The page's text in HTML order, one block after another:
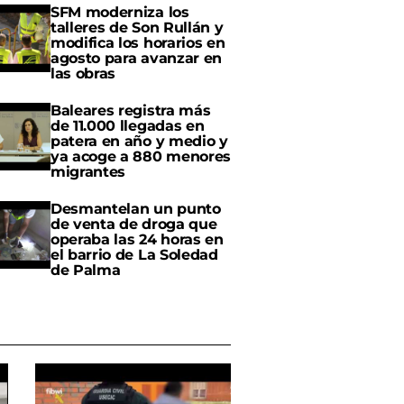
SFM moderniza los
talleres de Son Rullán y
modifica los horarios en
agosto para avanzar en
las obras
Baleares registra más
de 11.000 llegadas en
patera en año y medio y
ya acoge a 880 menores
migrantes
Desmantelan un punto
de venta de droga que
operaba las 24 horas en
el barrio de La Soledad
de Palma